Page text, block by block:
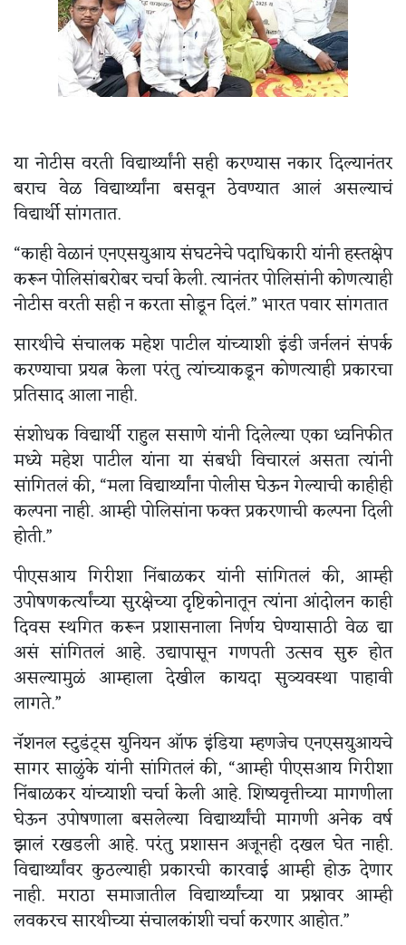
या नोटीस वरती विद्यार्थ्यांनी सही करण्यास नकार दिल्यानंतर
बराच वेळ विद्यार्थ्यांना बसवून ठेवण्यात आलं असल्याचं
विद्यार्थी सांगतात.
“काही वेळानं एनएसयुआय संघटनेचे पदाधिकारी यांनी हस्तक्षेप
करून पोलिसांबरोबर चर्चा केली. त्यानंतर पोलिसांनी कोणत्याही
नोटीस वरती सही न करता सोडून दिलं.” भारत पवार सांगतात
सारथीचे संचालक महेश पाटील यांच्याशी इंडी जर्नलनं संपर्क
करण्याचा प्रयत्न केला परंतु त्यांच्याकडून कोणत्याही प्रकारचा
प्रतिसाद आला नाही.
संशोधक विद्यार्थी राहुल ससाणे यांनी दिलेल्या एका ध्वनिफीत
मध्ये महेश पाटील यांना या संबधी विचारलं असता त्यांनी
सांगितलं की, “मला विद्यार्थ्यांना पोलीस घेऊन गेल्याची काहीही
कल्पना नाही. आम्ही पोलिसांना फक्त प्रकरणाची कल्पना दिली
होती.”
पीएसआय गिरीशा निंबाळकर यांनी सांगितलं की, आम्ही
उपोषणकर्त्यांच्या सुरक्षेच्या दृष्टिकोनातून त्यांना आंदोलन काही
दिवस स्थगित करून प्रशासनाला निर्णय घेण्यासाठी वेळ द्या
असं सांगितलं आहे. उद्यापासून गणपती उत्सव सुरु होत
असल्यामुळं आम्हाला देखील कायदा सुव्यवस्था पाहावी
लागते.”
नॅशनल स्टुडंट्स युनियन ऑफ इंडिया म्हणजेच एनएसयुआयचे
सागर साळुंके यांनी सांगितलं की, “आम्ही पीएसआय गिरीशा
निंबाळकर यांच्याशी चर्चा केली आहे. शिष्यवृत्तीच्या मागणीला
घेऊन उपोषणाला बसलेल्या विद्यार्थ्यांची मागणी अनेक वर्ष
झालं रखडली आहे. परंतु प्रशासन अजूनही दखल घेत नाही.
विद्यार्थ्यांवर कुठल्याही प्रकारची कारवाई आम्ही होऊ देणार
नाही. मराठा समाजातील विद्यार्थ्यांच्या या प्रश्नावर आम्ही
लवकरच सारथीच्या संचालकांशी चर्चा करणार आहोत.”